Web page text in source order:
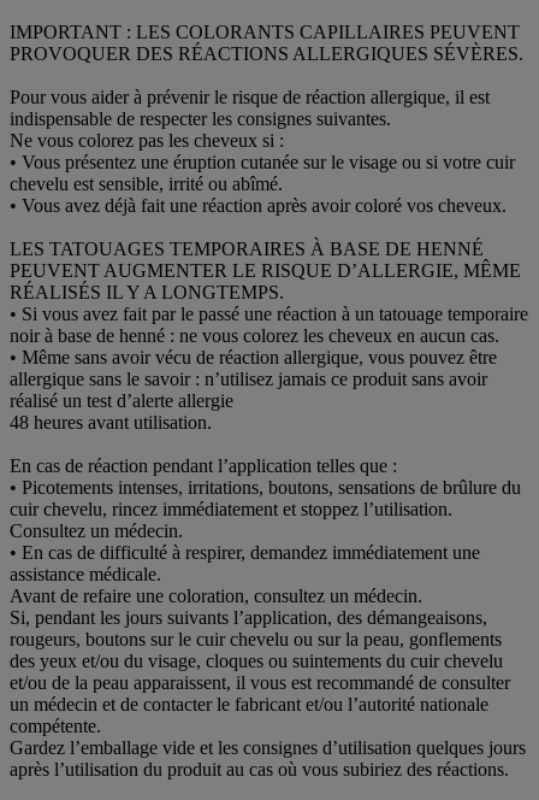
IMPORTANT : LES COLORANTS CAPILLAIRES PEUVENT
PROVOQUER DES RÉACTIONS ALLERGIQUES SÉVÈRES.
Pour vous aider à prévenir le risque de réaction allergique, il est
indispensable de respecter les consignes suivantes.
Ne vous colorez pas les cheveux si :
• Vous présentez une éruption cutanée sur le visage ou si votre cuir
chevelu est sensible, irrité ou abîmé.
• Vous avez déjà fait une réaction après avoir coloré vos cheveux.
LES TATOUAGES TEMPORAIRES À BASE DE HENNÉ
PEUVENT AUGMENTER LE RISQUE D’ALLERGIE, MÊME
RÉALISÉS IL Y A LONGTEMPS.
• Si vous avez fait par le passé une réaction à un tatouage temporaire
noir à base de henné : ne vous colorez les cheveux en aucun cas.
• Même sans avoir vécu de réaction allergique, vous pouvez être
allergique sans le savoir : n’utilisez jamais ce produit sans avoir
réalisé un test d’alerte allergie
48 heures avant utilisation.
En cas de réaction pendant l’application telles que :
• Picotements intenses, irritations, boutons, sensations de brûlure du
cuir chevelu, rincez immédiatement et stoppez l’utilisation.
Consultez un médecin.
• En cas de difficulté à respirer, demandez immédiatement une
assistance médicale.
Avant de refaire une coloration, consultez un médecin.
Si, pendant les jours suivants l’application, des démangeaisons,
rougeurs, boutons sur le cuir chevelu ou sur la peau, gonflements
des yeux et/ou du visage, cloques ou suintements du cuir chevelu
et/ou de la peau apparaissent, il vous est recommandé de consulter
un médecin et de contacter le fabricant et/ou l’autorité nationale
compétente.
Gardez l’emballage vide et les consignes d’utilisation quelques jours
après l’utilisation du produit au cas où vous subiriez des réactions.